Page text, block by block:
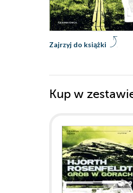
Zajrzyj do książki
Kup w